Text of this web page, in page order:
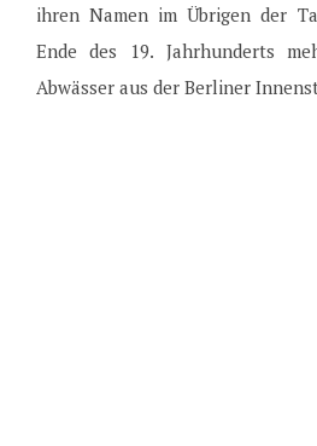
ihren Namen im Übrigen der
Ende des 19. Jahrhunderts
Abwässer aus der Berliner